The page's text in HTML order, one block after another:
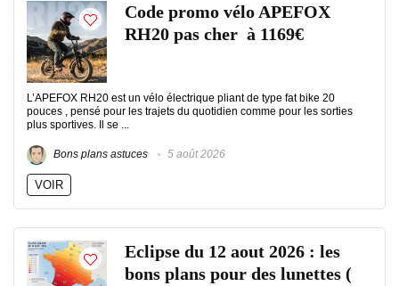
Code promo vélo APEFOX
RH20 pas cher à 1169€
L’APEFOX RH20 est un vélo électrique pliant de type fat bike 20
pouces , pensé pour les trajets du quotidien comme pour les sorties
plus sportives. Il se ...
Bons plans astuces 5 août 2026
VOIR
Eclipse du 12 aout 2026 : les
bons plans pour des lunettes (